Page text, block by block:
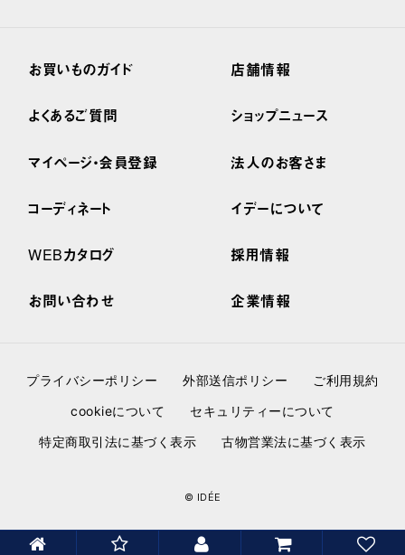
お買いものガイド
よくあるご質問
マイページ・会員登録
コーディネート
WEBカタログ
お問い合わせ
店舗情報
ショップニュース
法人のお客さま
イデーについて
採用情報
企業情報
プライバシーポリシー 外部送信ポリシー
ご利用規約
cookieについて
セキュリティーについて
特定商取引法に基づく表示
古物営業法に基づく表示
© IDÉE